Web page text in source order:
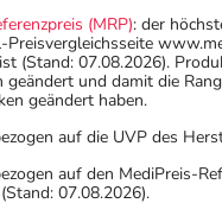
(MRP): der
(Stand: 07.08.2026).
geändert und damit die
geändert haben.
auf die UVP des
auf den MediPreis-
07.08.2026).